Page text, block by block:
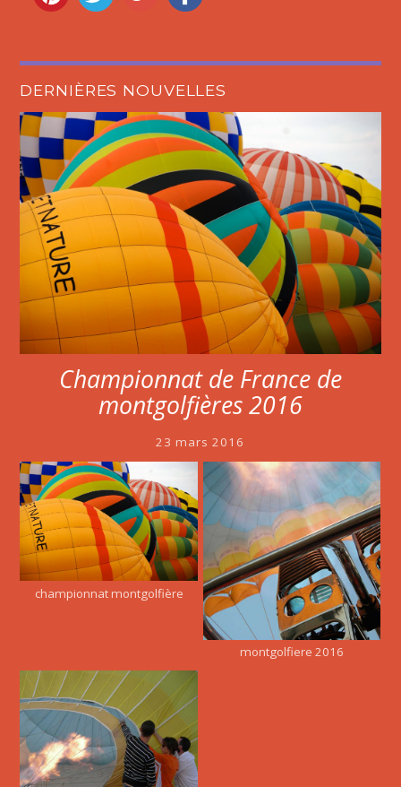
DERNIÈRES NOUVELLES
Championnat de France de
montgolfières 2016
23 mars 2016
championnat montgolfière
montgolfiere 2016